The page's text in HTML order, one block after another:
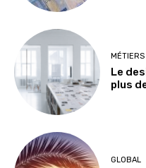
MÉTIERS
Le
plus
GLOBAL